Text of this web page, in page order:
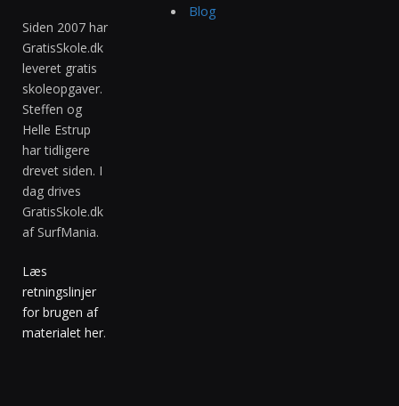
Siden 2007 har
GratisSkole.dk
leveret gratis
skoleopgaver.
Steffen og
Helle Estrup
har tidligere
drevet siden. I
dag drives
GratisSkole.dk
af SurfMania.
Læs
retningslinjer
for brugen af
materialet her.
Blog